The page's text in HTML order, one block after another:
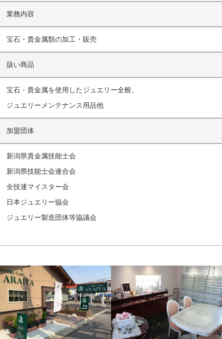
業務内容
宝石・貴金属類の加工・販売
扱い商品
宝石・貴金属を使用したジュエリー全般、
ジュエリーメンテナンス用品他
加盟団体
新潟県貴金属技能士会
新潟県技能士会連合会
全技連マイスター会
日本ジュエリー協会
ジュエリー製造団体等協議会